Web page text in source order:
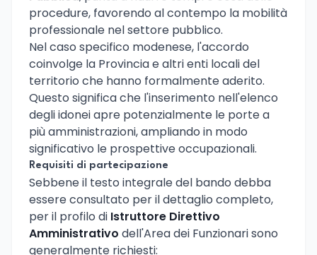
procedure, favorendo al contempo la mobilità
professionale nel settore pubblico.
Nel caso specifico modenese, l'accordo
coinvolge la Provincia e altri enti locali del
territorio che hanno formalmente aderito.
Questo significa che l'inserimento nell'elenco
degli idonei apre potenzialmente le porte a
più amministrazioni, ampliando in modo
significativo le prospettive occupazionali.
Requisiti di partecipazione
Sebbene il testo integrale del bando debba
essere consultato per il dettaglio completo,
per il profilo di Istruttore Direttivo
Amministrativo dell'Area dei Funzionari sono
generalmente richiesti: